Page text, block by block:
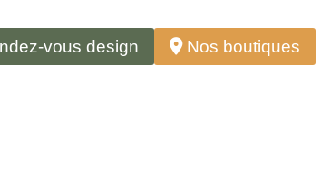
vous design Nos boutiques